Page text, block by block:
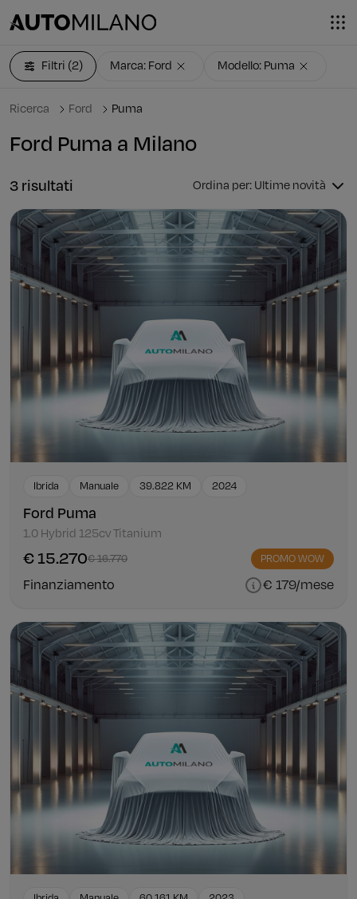
Ricerca Ford Puma
Ford Puma a Milano
Filtri (2) Marca: Ford Modello: Puma
3 risultati Ordina per: Ultime novità
Ibrida Manuale 39.822 KM 2024
Ford Puma
1.0 Hybrid 125cv Titanium
€ 15.270€ 16.770 PROMO WOW
Finanziamento € 179/mese